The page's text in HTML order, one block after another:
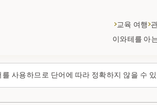
사용하므로 단어에 따라 정확하지 않을 수
이와테를 아
교육 여행